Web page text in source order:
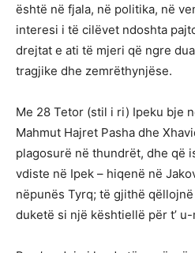
është në fjala, në politika, në
interesi i të cilëvet ndoshta
drejtat e ati të mjeri që ngre
tragjike dhe zemrëthynjëse.
Me 28 Tetor (stil i ri) Ipeku bje
Mahmut Hajret Pasha dhe
plagosurë në thundrët, dhe që
vdiste në Ipek – hiqenë në
nëpunës Tyrq; të gjithë
duketë si një kështiellë për t’